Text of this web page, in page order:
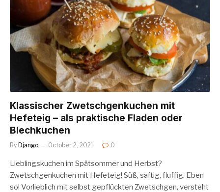
Klassischer Zwetschgenkuchen mit
Hefeteig – als praktische Fladen oder
Blechkuchen
By Django October 2, 2021 0
Lieblingskuchen im Spätsommer und Herbst?
Zwetschgenkuchen mit Hefeteig! Süß, saftig, fluffig. Eben
so! Vorlieblich mit selbst gepflückten Zwetschgen, versteht